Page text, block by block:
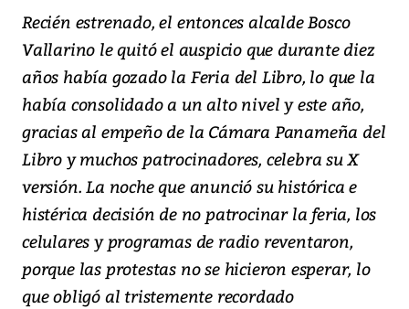
Recién estrenado, el entonces alcalde Bosco
Vallarino le quitó el auspicio que durante diez
años había gozado la Feria del Libro, lo que la
había consolidado a un alto nivel y este año,
gracias al empeño de la Cámara Panameña del
Libro y muchos patrocinadores, celebra su X
versión. La noche que anunció su histórica e
histérica decisión de no patrocinar la feria, los
celulares y programas de radio reventaron,
porque las protestas no se hicieron esperar, lo
que obligó al tristemente recordado